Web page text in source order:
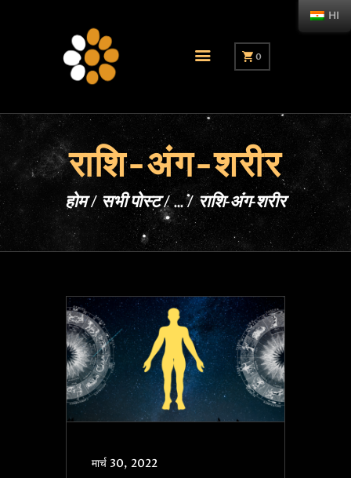
0
राशि-अंग-शरीर
होम सभी पोस्ट ... राशि-अंग-शरीर
मार्च 30, 2022
HI